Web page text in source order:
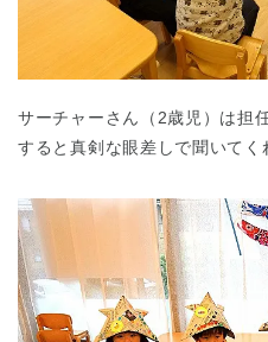
サーチャーさん（2歳児）は担
すると真剣な眼差しで聞いてく